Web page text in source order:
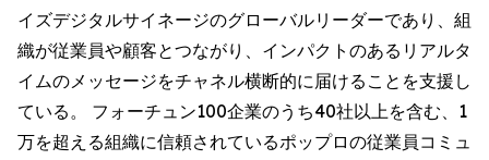
イズデジタルサイネージのグローバルリーダーであり、組
織が従業員や顧客とつながり、インパクトのあるリアルタ
イムのメッセージをチャネル横断的に届けることを支援し
ている。 フォーチュン100企業のうち40社以上を含む、1
万を超える組織に信頼されているポップロの従業員コミュ